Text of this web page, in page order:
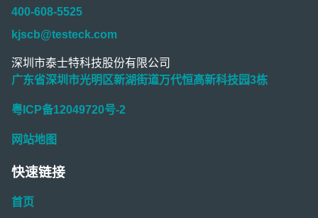
400-608-5525
kjscb@testeck.com
深圳市泰士特科技股份有限公司
广东省深圳市光明区新湖街道万代恒高新科技园3栋
粤ICP备12049720号-2
网站地图
快速链接
首页